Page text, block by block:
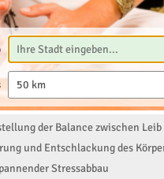
50 km
der Balance zwischen Leib
und Entschlackung des
Stressabbau